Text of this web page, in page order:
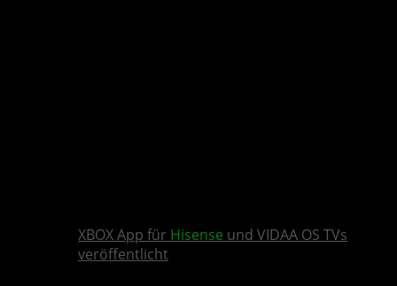
XBOX App für Hisense und VIDAA OS TVs
veröffentlicht